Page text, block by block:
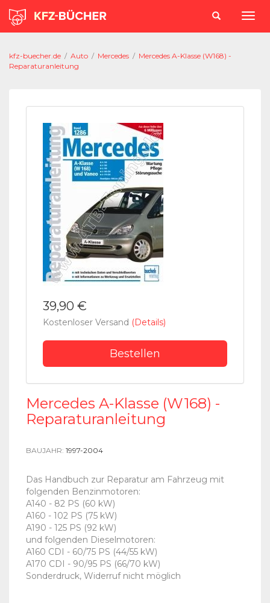
kfz-buecher.de / Auto / Mercedes / Mercedes A-Klasse (W168) -
Reparaturanleitung
39,90 €
Kostenloser Versand (Details)
Bestellen
Mercedes A-Klasse (W168) -
Reparaturanleitung
BAUJAHR: 1997-2004
Das Handbuch zur Reparatur am Fahrzeug mit
folgenden Benzinmotoren:
A140 - 82 PS (60 kW)
A160 - 102 PS (75 kW)
A190 - 125 PS (92 kW)
und folgenden Dieselmotoren:
A160 CDI - 60/75 PS (44/55 kW)
A170 CDI - 90/95 PS (66/70 kW)
Sonderdruck, Widerruf nicht möglich